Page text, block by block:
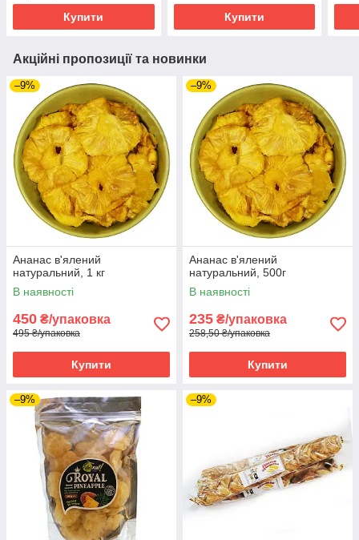
Купити Купити
Акційні пропозиції та новинки
–9%
Ананас в'ялений
натуральний, 1 кг
В наявності
450 ₴/упаковка
495 ₴/упаковка
Купити
–9%
Ананас в'ялений
натуральний, 500г
В наявності
235 ₴/упаковка
258,50 ₴/упаковка
Купити
–9% –9%